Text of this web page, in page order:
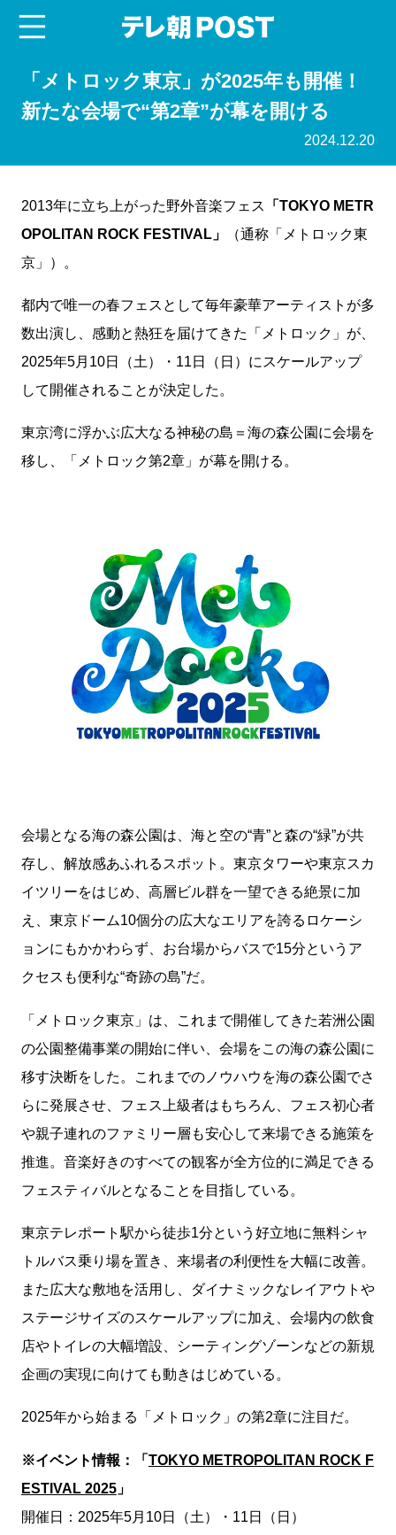
「メトロック東京」が2025年も開催！
新たな会場で“第2章”が幕を開ける
2024.12.20
2013年に立ち上がった野外音楽フェス
「TOKYO METR
OPOLITAN ROCK FESTIVAL」
（通称「メトロック東
京」）。
都内で唯一の春フェスとして毎年豪華アーティストが多
数出演し、感動と熱狂を届けてきた「メトロック」が、
2025年5月10日（土）・11日（日）にスケールアップ
して開催されることが決定した。
東京湾に浮かぶ広大なる神秘の島＝海の森公園に会場を
移し、「メトロック第2章」が幕を開ける。
会場となる海の森公園は、海と空の“青”と森の“緑”が共
存し、解放感あふれるスポット。東京タワーや東京スカ
イツリーをはじめ、高層ビル群を一望できる絶景に加
え、東京ドーム10個分の広大なエリアを誇るロケーシ
ョンにもかかわらず、お台場からバスで15分というア
クセスも便利な“奇跡の島”だ。
「メトロック東京」は、これまで開催してきた若洲公園
の公園整備事業の開始に伴い、会場をこの海の森公園に
移す決断をした。これまでのノウハウを海の森公園でさ
らに発展させ、フェス上級者はもちろん、フェス初心者
や親子連れのファミリー層も安心して来場できる施策を
推進。音楽好きのすべての観客が全方位的に満足できる
フェスティバルとなることを目指している。
東京テレポート駅から徒歩1分という好立地に無料シャ
トルバス乗り場を置き、来場者の利便性を大幅に改善。
また広大な敷地を活用し、ダイナミックなレイアウトや
ステージサイズのスケールアップに加え、会場内の飲食
店やトイレの大幅増設、シーティングゾーンなどの新規
企画の実現に向けても動きはじめている。
2025年から始まる「メトロック」の第2章に注目だ。
※イベント情報：「TOKYO METROPOLITAN ROCK F
ESTIVAL 2025」
開催日：2025年5月10日（土）・11日（日）